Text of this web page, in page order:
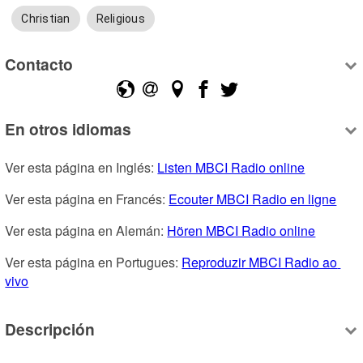
Christian Religious
Contacto
En otros idiomas
Ver esta página en Inglés: Listen MBCI Radio online
Ver esta página en Francés: Ecouter MBCI Radio en ligne
Ver esta página en Alemán: Hören MBCI Radio online
Ver esta página en Portugues: Reproduzir MBCI Radio ao
vivo
Descripción